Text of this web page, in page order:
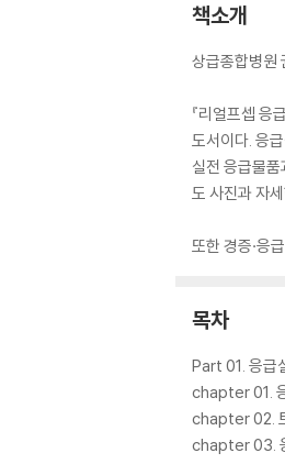
책소개
상급종합병원
『리얼프셉
도서이다. 응
실전 응급물
도 사진과 자
또한 경증·응
목차
Part 01. 응급
chapter 01.
chapter 02.
chapter 03.